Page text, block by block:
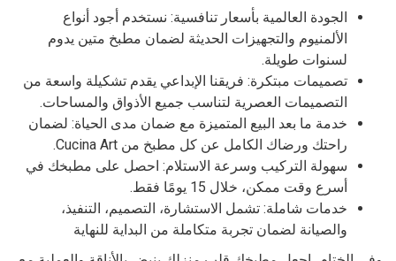
الجودة العالمية بأسعار تنافسية: نستخدم أجود أنواع
الألمنيوم والتجهيزات الحديثة لضمان مطبخ متين يدوم
لسنوات طويلة.
تصميمات مبتكرة: فريقنا الإبداعي يقدم تشكيلة واسعة من
التصميمات العصرية لتناسب جميع الأذواق والمساحات.
خدمة ما بعد البيع المتميزة مع ضمان مدى الحياة: لضمان
راحتك ورضاك الكامل عن كل مطبخ من Cucina Art.
سهولة التركيب وسرعة الاستلام: احصل على مطبخك في
أسرع وقت ممكن، خلال 15 يومًا فقط.
خدمات شاملة: تشمل الاستشارة، التصميم، التنفيذ،
والصيانة لضمان تجربة متكاملة من البداية للنهاية